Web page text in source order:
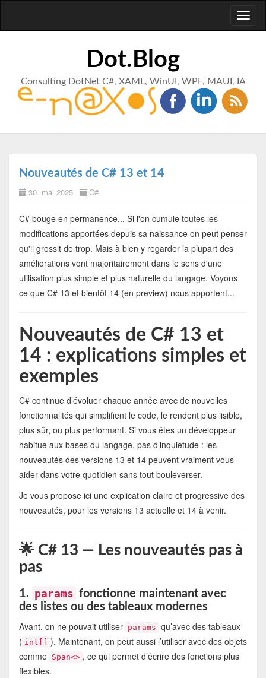
Dot.Blog
Consulting DotNet C#, XAML, WinUI, WPF, MAUI, IA
Nouveautés de C# 13 et 14
30. mai 2025 C#
C# bouge en permanence... Si l'on cumule toutes les
modifications apportées depuis sa naissance on peut penser
qu'il grossit de trop. Mais à bien y regarder la plupart des
améliorations vont majoritairement dans le sens d'une
utilisation plus simple et plus naturelle du langage. Voyons
ce que C# 13 et bientôt 14 (en preview) nous apportent...
Nouveautés de C# 13 et
14 : explications simples et
exemples
C# continue d’évoluer chaque année avec de nouvelles
fonctionnalités qui simplifient le code, le rendent plus lisible,
plus sûr, ou plus performant. Si vous êtes un développeur
habitué aux bases du langage, pas d’inquiétude : les
nouveautés des versions 13 et 14 peuvent vraiment vous
aider dans votre quotidien sans tout bouleverser.
Je vous propose ici une explication claire et progressive des
nouveautés, pour les versions 13 actuelle et 14 à venir.
🌟 C# 13 — Les nouveautés pas à
pas
1. params fonctionne maintenant avec
des listes ou des tableaux modernes
Avant, on ne pouvait utiliser params qu’avec des tableaux
( int[]
). Maintenant, on peut aussi l’utiliser avec des objets
comme Span<> , ce qui permet d’écrire des fonctions plus
flexibles.